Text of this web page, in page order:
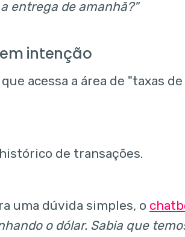
entrega de amanhã?"
intenção
acessa a área de "taxas de
de transações.
uma dúvida simples, o
o dólar. Sabia que